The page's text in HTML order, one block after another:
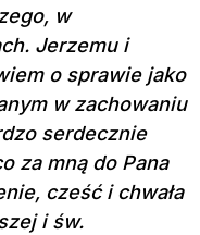
w
Jerzemu i
o sprawie jako
w zachowaniu
serdecznie
za mną do Pana
cześć i chwała
i św.